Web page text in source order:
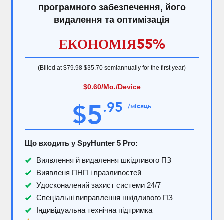
програмного забезпечення, його
видалення та оптимізація
$5.95 /місяць
Що входить у SpyHunter 5 Pro:
Виявлення й видалення шкідливого ПЗ
Виявленя ПНП і вразливостей
Удосконалений захист системи 24/7
Спеціальні виправлення шкідливого ПЗ
Індивідуальна технічна підтримка
ЕКОНОМІЯ55%
(Billed at$79.98 $35.70 semiannually for the first year)
$0.60/Mo./Device